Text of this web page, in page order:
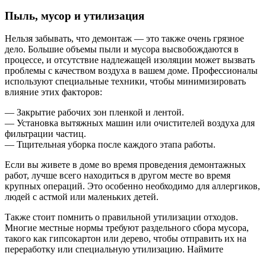
Пыль, мусор и утилизация
Нельзя забывать, что демонтаж — это также очень грязное
дело. Большие объемы пыли и мусора высвобождаются в
процессе, и отсутствие надлежащей изоляции может вызвать
проблемы с качеством воздуха в вашем доме. Профессионалы
используют специальные техники, чтобы минимизировать
влияние этих факторов:
— Закрытие рабочих зон пленкой и лентой.
— Установка вытяжных машин или очистителей воздуха для
фильтрации частиц.
— Тщительная уборка после каждого этапа работы.
Если вы живете в доме во время проведения демонтажных
работ, лучше всего находиться в другом месте во время
крупных операций. Это особенно необходимо для аллергиков,
людей с астмой или маленьких детей.
Также стоит помнить о правильной утилизации отходов.
Многие местные нормы требуют раздельного сбора мусора,
такого как гипсокартон или дерево, чтобы отправить их на
переработку или специальную утилизацию. Наймите